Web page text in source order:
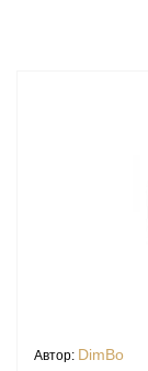
Автор: DimBo